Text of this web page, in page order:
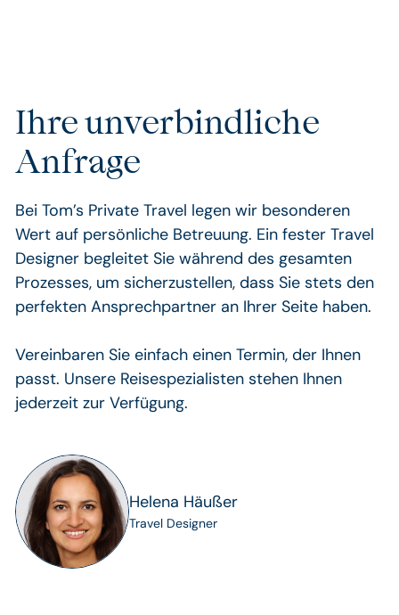
Ihre unverbindliche
Anfrage
Bei Tom’s Private Travel legen wir besonderen
Wert auf persönliche Betreuung. Ein fester Travel
Designer begleitet Sie während des gesamten
Prozesses, um sicherzustellen, dass Sie stets den
perfekten Ansprechpartner an Ihrer Seite haben.
Vereinbaren Sie einfach einen Termin, der Ihnen
passt. Unsere Reisespezialisten stehen Ihnen
jederzeit zur Verfügung.
Helena Häußer
Travel Designer